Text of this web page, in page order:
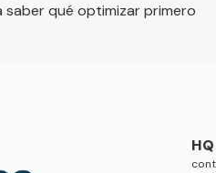
qué optimizar primero